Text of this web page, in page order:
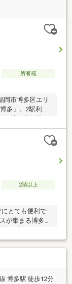
所有権
岡市博多区エリ
多」。2駅利用
は特に利便性の
することが出来
に立地する、徒
ある交通アク
でマイホームを
に詳しい当社に
2階以上
とても便利で
が集まる博多駅
に感じなが
ンション！
博多駅 徒歩12分